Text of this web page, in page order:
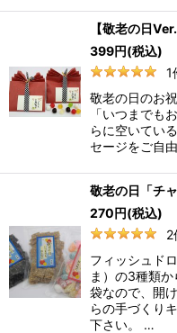
【敬老の日
399円(税込)
1
敬老の日のお
「いつまでも
らに空いてい
セージをご自
敬老の日「チ
270円(税込)
2
フィッシュド
ま）の3種類
袋なので、開
らの手づくり
下さい。 …